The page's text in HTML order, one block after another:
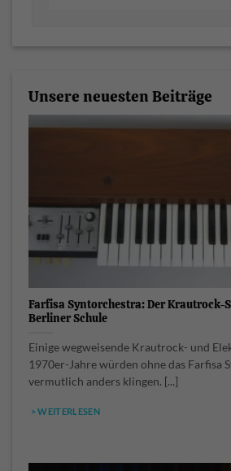
Unsere neuesten Beiträge
Farfisa Syntorchestra: Der Krautrock-
Berliner Schule
Einige wegweisende Krautrock- und
1970er-Jahre würden ohne das Farfisa
vermutlich anders klingen. [...]
> WEITERLESEN